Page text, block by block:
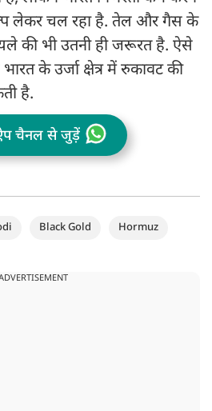
लेकर चल रहा है. तेल और गैस के
की भी उतनी ही जरूरत है. ऐसे
के उर्जा क्षेत्र में रुकावट की
है.
चैनल से जुड़ें
Black Gold
Hormuz